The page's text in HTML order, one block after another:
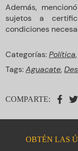
Además,
sujetos a
condiciones
Categorías:Política
Tags:Aguacate,
COMPARTE:
OBTÉN LAS